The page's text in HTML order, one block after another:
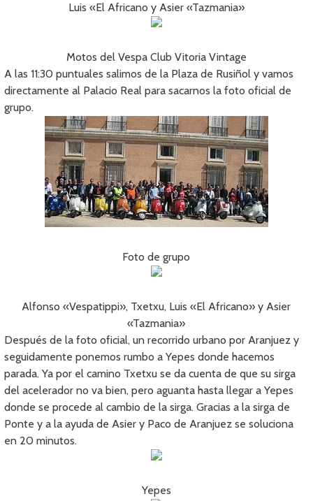
Luis «El Africano y Asier «Tazmania»
Motos del Vespa Club Vitoria Vintage
A las 11:30 puntuales salimos de la Plaza de Rusiñol y vamos
directamente al Palacio Real para sacarnos la foto oficial de
grupo.
Foto de grupo
Alfonso «Vespatippi», Txetxu, Luis «El Africano» y Asier
«Tazmania»
Después de la foto oficial, un recorrido urbano por Aranjuez y
seguidamente ponemos rumbo a Yepes donde hacemos
parada. Ya por el camino Txetxu se da cuenta de que su sirga
del acelerador no va bien, pero aguanta hasta llegar a Yepes
donde se procede al cambio de la sirga. Gracias a la sirga de
Ponte y a la ayuda de Asier y Paco de Aranjuez se soluciona
en 20 minutos.
Yepes